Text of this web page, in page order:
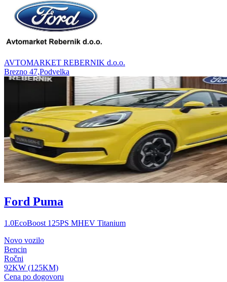
AVTOMARKET REBERNIK d.o.o.
Brezno 47,Podvelka
Ford Puma
1.0EcoBoost 125PS MHEV Titanium
Novo vozilo
Bencin
Ročni
92KW (125KM)
Cena po dogovoru